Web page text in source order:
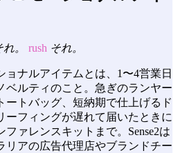
れ。 rush それ。
ョナルアイテムとは、1〜4営業日
ベルティのこと。急ぎのランヤー
ートバッグ、短納期で仕上げるド
ーフィングが遅れて届いたときに
ァレンスキットまで。Sense2は
リアの広告代理店やブランドチー